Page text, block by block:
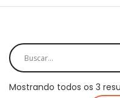
Mostrando todos os 3